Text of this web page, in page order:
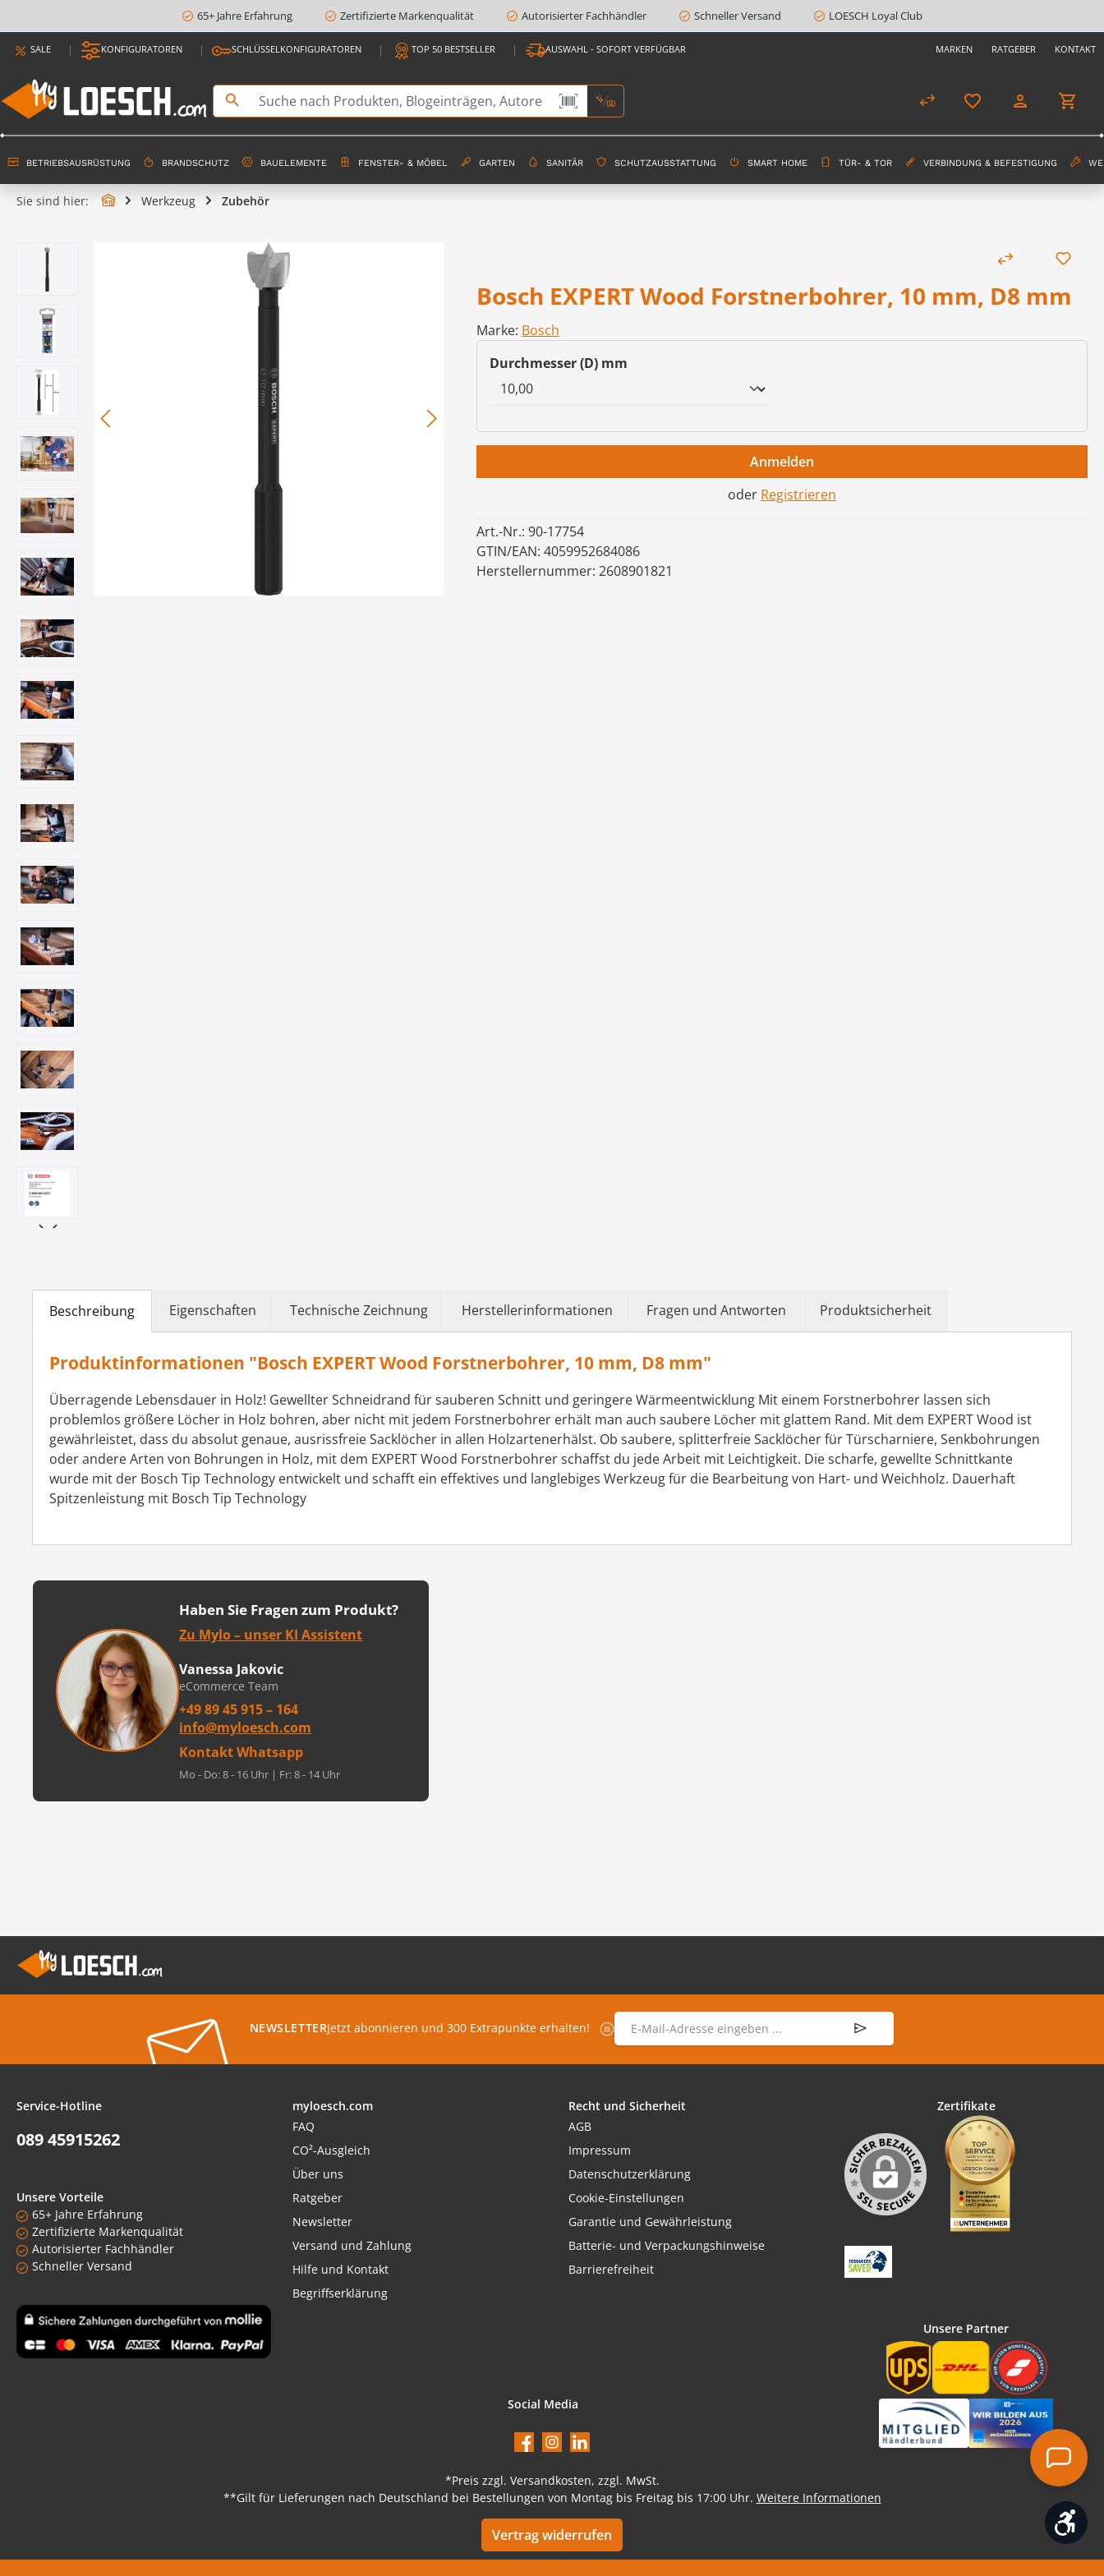
Zur Hauptnavigation springen
65+ Jahre Erfahrung Zertifizierte Markenqualität Autorisierter Fachhändler Schneller Versand LOESCH Loyal Club
SALE KONFIGURATOREN SCHLÜSSELKONFIGURATOREN TOP 50 BESTSELLER AUSWAHL - SOFORT VERFÜGBAR MARKEN RATGEBER KONTAKT
BETRIEBSAUSRÜSTUNG BRANDSCHUTZ BAUELEMENTE FENSTER- & MÖBEL GARTEN SANITÄR SCHUTZAUSSTATTUNG SMART HOME TÜR- & TOR VERBINDUNG & BEFESTIGUNG
Sie sind hier: Werkzeug Zubehör
Bildergalerie überspringen
Bosch EXPERT Wood Forstnerbohrer, 10 mm, D8 mm
Marke: Bosch
Durchmesser (D) mm
Anmelden
oder Registrieren
Art.-Nr.: 90-17754
GTIN/EAN: 4059952684086
Herstellernummer: 2608901821
Beschreibung Eigenschaften Technische Zeichnung Herstellerinformationen Fragen und Antworten Produktsicherheit
Produktinformationen "Bosch EXPERT Wood Forstnerbohrer, 10 mm, D8 mm"
Überragende Lebensdauer in Holz! Gewellter Schneidrand für sauberen Schnitt und geringere Wärmeentwicklung Mit einem Forstnerbohrer lassen sich
problemlos größere Löcher in Holz bohren, aber nicht mit jedem Forstnerbohrer erhält man auch saubere Löcher mit glattem Rand. Mit dem EXPERT Wood ist
gewährleistet, dass du absolut genaue, ausrissfreie Sacklöcher in allen Holzartenerhälst. Ob saubere, splitterfreie Sacklöcher für Türscharniere, Senkbohrungen
oder andere Arten von Bohrungen in Holz, mit dem EXPERT Wood Forstnerbohrer schaffst du jede Arbeit mit Leichtigkeit. Die scharfe, gewellte Schnittkante
wurde mit der Bosch Tip Technology entwickelt und schafft ein effektives und langlebiges Werkzeug für die Bearbeitung von Hart- und Weichholz. Dauerhaft
Spitzenleistung mit Bosch Tip Technology
Haben Sie Fragen zum Produkt?
Zu Mylo – unser KI Assistent
Vanessa Jakovic
eCommerce Team
+49 89 45 915 – 164
info@myloesch.com
Kontakt Whatsapp
Mo - Do: 8 - 16 Uhr | Fr: 8 - 14 Uhr
NEWSLETTERJetzt abonnieren und 300 Extrapunkte erhalten!
E-Mail-Adresse
Service-Hotline
089 45915262
Unsere Vorteile
65+ Jahre Erfahrung
Zertifizierte Markenqualität
Autorisierter Fachhändler
Schneller Versand
myloesch.com
FAQ
CO²-Ausgleich
Über uns
Ratgeber
Newsletter
Versand und Zahlung
Hilfe und Kontakt
Begriffserklärung
Recht und Sicherheit
AGB
Impressum
Datenschutzerklärung
Cookie-Einstellungen
Garantie und Gewährleistung
Batterie- und Verpackungshinweise
Barrierefreiheit
Zertifikate
Unsere Partner
Social Media
FacebookInstagram
LinkedIn
*Preis zzgl. Versandkosten, zzgl. MwSt.
**Gilt für Lieferungen nach Deutschland bei Bestellungen von Montag bis Freitag bis 17:00 Uhr. Weitere Informationen
Vertrag widerrufen